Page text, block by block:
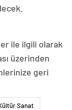
ile ilgili olarak
üzerinden
geri
Sanat